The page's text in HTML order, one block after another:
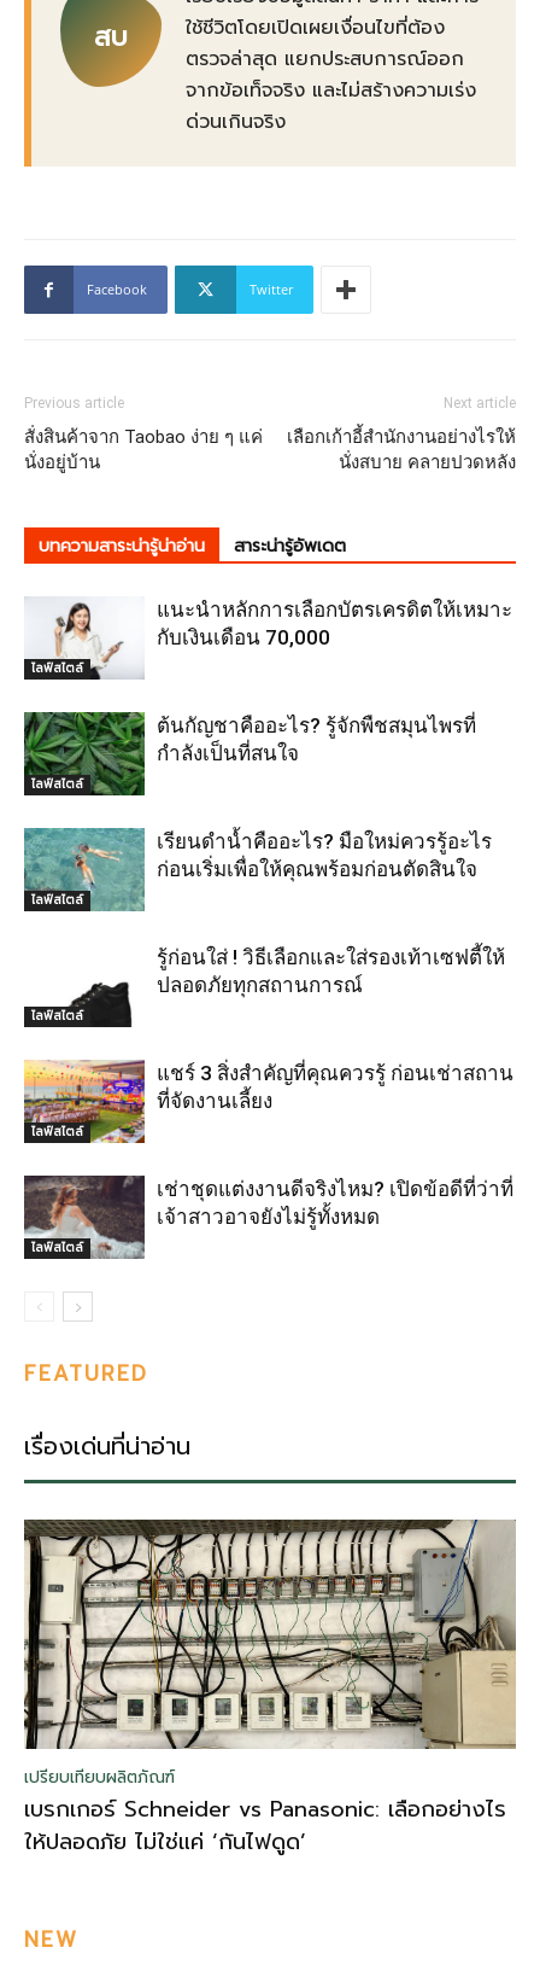
สบ
ใช้ชีวิตโดยเปิดเผยเงื่อนไขที่ต้อง
ตรวจล่าสุด แยกประสบการณ์ออก
จากข้อเท็จจริง และไม่สร้างความเร่ง
ด่วนเกินจริง
Facebook Twitter
Previous article
สั่งสินค้าจาก Taobao ง่าย ๆ แค่
นั่งอยู่บ้าน
Next article
เลือกเก้าอี้สำนักงานอย่างไรให้
นั่งสบาย คลายปวดหลัง
บทความสาระน่ารู้น่าอ่าน สาระน่ารู้อัพเดต
ไลฟ์สไตล์
แนะนำหลักการเลือกบัตรเครดิตให้เหมาะ
กับเงินเดือน 70,000
ไลฟ์สไตล์
ต้นกัญชาคืออะไร? รู้จักพืชสมุนไพรที่
กำลังเป็นที่สนใจ
ไลฟ์สไตล์
เรียนดำน้ำคืออะไร? มือใหม่ควรรู้อะไร
ก่อนเริ่มเพื่อให้คุณพร้อมก่อนตัดสินใจ
ไลฟ์สไตล์
รู้ก่อนใส่ ! วิธีเลือกและใส่รองเท้าเซฟตี้ให้
ปลอดภัยทุกสถานการณ์
ไลฟ์สไตล์
แชร์ 3 สิ่งสำคัญที่คุณควรรู้ ก่อนเช่าสถาน
ที่จัดงานเลี้ยง
ไลฟ์สไตล์
เช่าชุดแต่งงานดีจริงไหม? เปิดข้อดีที่ว่าที่
เจ้าสาวอาจยังไม่รู้ทั้งหมด
FEATURED
เรื่องเด่นที่น่าอ่าน
เปรียบเทียบผลิตภัณฑ์
เบรกเกอร์ Schneider vs Panasonic: เลือกอย่างไร
ให้ปลอดภัย ไม่ใช่แค่ ‘กันไฟดูด’
NEW